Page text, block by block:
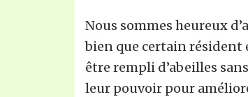
Nous sommes heureux
bien que certain résident
être rempli d’abeilles
leur pouvoir pour